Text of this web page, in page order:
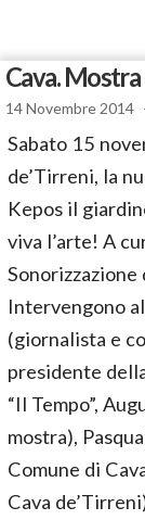
Cava.
14 Novembre 2014
Sabato 15
de’Tirreni, la
Kepos il
viva l’arte! A
Intervengono
(giornalista e
presidente
“Il Tempo”,
mostra),
Comune di
Cava